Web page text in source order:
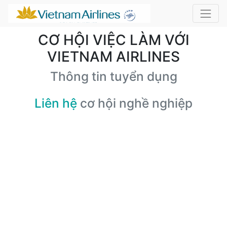
CƠ HỘI VIỆC LÀM VỚI
VIETNAM AIRLINES
Thông tin tuyển dụng
Liên hệ cơ hội nghề nghiệp